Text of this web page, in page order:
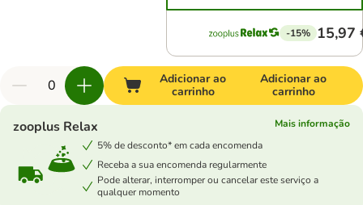
-15% 15,97
Adicionar ao
carrinho
Adicionar ao
carrinho
zooplus Relax
Mais informação
5% de desconto* em cada encomenda
Receba a sua encomenda regularmente
Pode alterar, interromper ou cancelar este serviço a
qualquer momento